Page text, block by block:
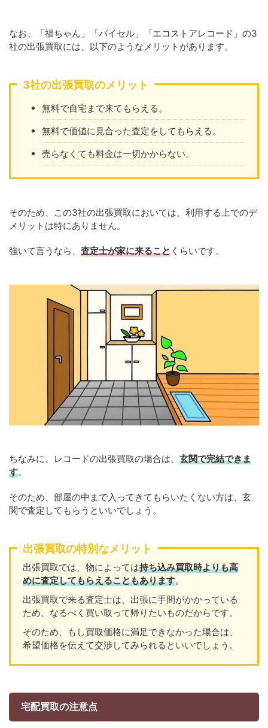
なお、「福ちゃん」「バイセル」「エコストアレコード」の3
社の出張買取には、以下のようなメリットがあります。
3社の出張買取のメリット
無料で自宅まで来てもらえる。
無料で価値に見合った査定をしてもらえる。
売らなくても料金は一切かからない。
そのため、この3社の出張買取においては、利用する上でのデ
メリットは特にありません。
強いて言うなら、 査定士が家に来ること くらいです。
ちなみに、レコードの出張買取の場合は、 玄関で完結できま
す。
そのため、部屋の中まで入ってきてもらいたくない方は、玄
関で査定してもらうといいでしょう。
出張買取の特別なメリット
出張買取では、物によっては持ち込み買取時よりも高
めに査定してもらえることもあります。
出張買取で来る査定士は、出張に手間がかかっている
ため、なるべく買い取って帰りたいものだからです。
そのため、もし買取価格に満足できなかった場合は、
希望価格を伝えて交渉してみられるといいでしょう。
宅配買取の注意点